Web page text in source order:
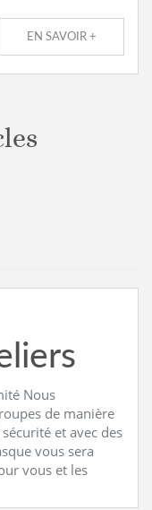
EN SAVOIR +
Nous
de manière
et avec des
vous sera
vous et les